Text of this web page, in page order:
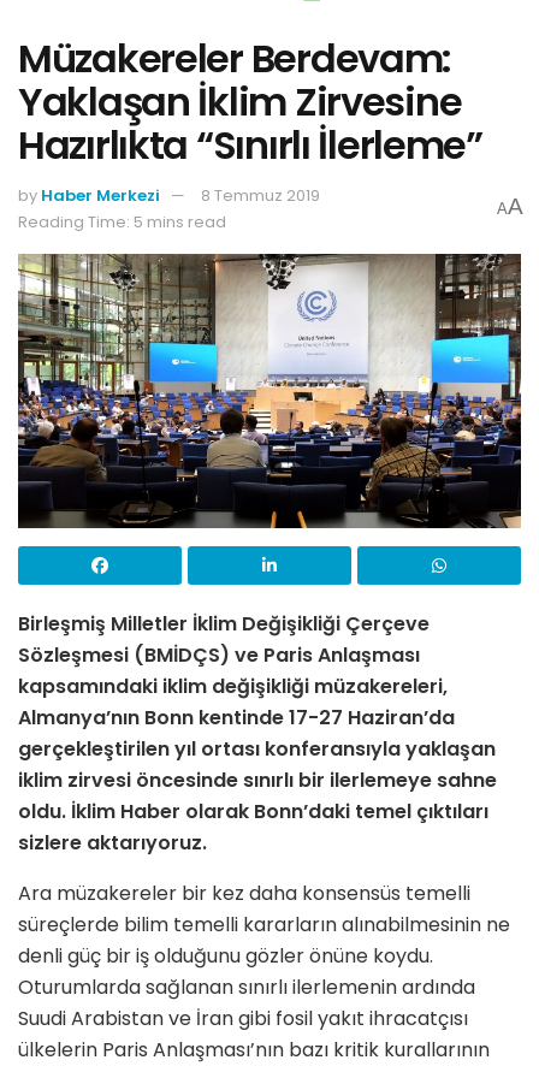
Müzakereler Berdevam:
Yaklaşan İklim Zirvesine
Hazırlıkta “Sınırlı İlerleme”
by Haber Merkezi
8 Temmuz 2019
Reading Time: 5 mins read
AA
Birleşmiş Milletler İklim Değişikliği Çerçeve
Sözleşmesi (BMİDÇS) ve Paris Anlaşması
kapsamındaki iklim değişikliği müzakereleri,
Almanya’nın Bonn kentinde 17-27 Haziran’da
gerçekleştirilen yıl ortası konferansıyla yaklaşan
iklim zirvesi öncesinde sınırlı bir ilerlemeye sahne
oldu. İklim Haber olarak Bonn’daki temel çıktıları
sizlere aktarıyoruz.
Ara müzakereler bir kez daha konsensüs temelli
süreçlerde bilim temelli kararların alınabilmesinin ne
denli güç bir iş olduğunu gözler önüne koydu.
Oturumlarda sağlanan sınırlı ilerlemenin ardında
Suudi Arabistan ve İran gibi fosil yakıt ihracatçısı
ülkelerin Paris Anlaşması’nın bazı kritik kurallarının